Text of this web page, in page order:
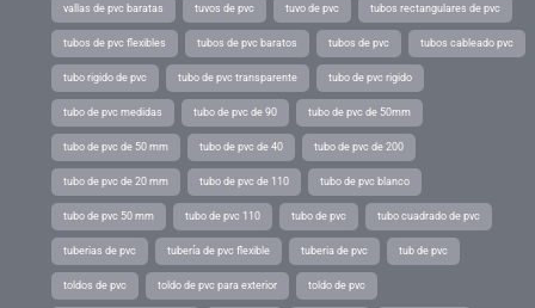
vallas de pvc baratas tuvos de pvc tuvo de pvc tubos rectangulares de pvc
tubos de pvc flexibles tubos de pvc baratos tubos de pvc tubos cableado pvc
tubo rigido de pvc tubo de pvc transparente tubo de pvc rigido
tubo de pvc medidas tubo de pvc de 90 tubo de pvc de 50mm
tubo de pvc de 50 mm tubo de pvc de 40 tubo de pvc de 200
tubo de pvc de 20 mm tubo de pvc de 110 tubo de pvc blanco
tubo de pvc 50 mm tubo de pvc 110 tubo de pvc tubo cuadrado de pvc
tuberias de pvc tubería de pvc flexible tuberia de pvc tub de pvc
toldos de pvc toldo de pvc para exterior toldo de pvc